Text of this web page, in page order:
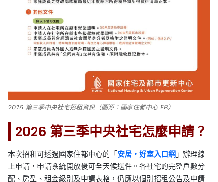
2026 第三季中央社宅招租資訊（圖源：國家住都中心 FB）
2026 第三季中央社宅怎麼申請？
本次招租可透過國家住都中心的「安居・好室入口網 」辦理線
上申請，申請系統開放後可全天候送件。各社宅的完整戶數分
配、房型、租金級別及申請表格，仍應以個別招租公告及申請